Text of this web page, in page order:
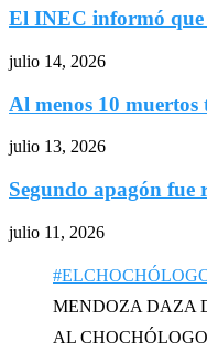
El INEC informó que
julio 14, 2026
Al menos 10
julio 13, 2026
Segundo apagón fue
julio 11, 2026
MENDOZA DAZA
AL CHOCHÓLOGO